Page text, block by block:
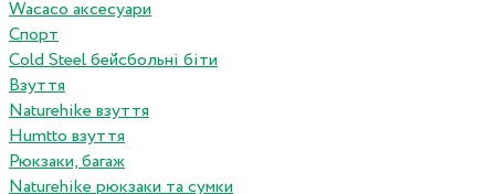
Wacaco аксесуари
Спорт
Cold Steel бейсбольні біти
Взуття
Naturehike взуття
Humtto взуття
Рюкзаки, багаж
Naturehike рюкзаки та сумки